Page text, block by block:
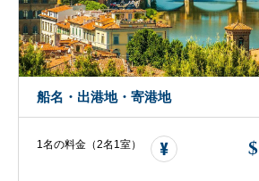
船名・出港地・寄港地
1名の料金（2名1室） $